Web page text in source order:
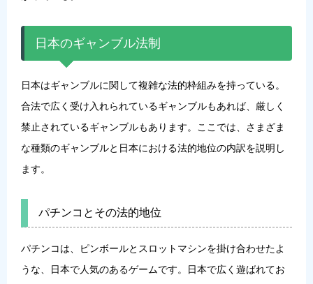
日本のギャンブル法制
日本はギャンブルに関して複雑な法的枠組みを持っている。
合法で広く受け入れられているギャンブルもあれば、厳しく
禁止されているギャンブルもあります。ここでは、さまざま
な種類のギャンブルと日本における法的地位の内訳を説明し
ます。
パチンコとその法的地位
パチンコは、ピンボールとスロットマシンを掛け合わせたよ
うな、日本で人気のあるゲームです。日本で広く遊ばれてお